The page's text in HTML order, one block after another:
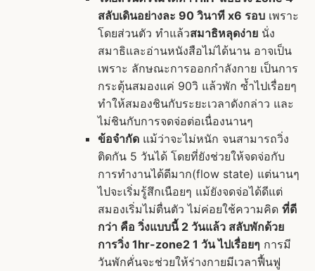
สลับเดินอย่างละ 90 วินาที x6 รอบเพราะ
โดยส่วนตัว ทำแล้วสมาธิหลุดง่ายนั่ง
สมาธิและอ่านหนังสือไม่ได้นาน อาจเป็น
เพราะ ลักษณะการออกกำลังกาย เป็นการ
กระตุ้นสมองแค่ 90วิ แล้วพัก ซ้ำไปเรื่อยๆ
ทำให้สมองชินกับระยะเวลาดังกล่าว และ
ไม่ชินกับการจดจ่อต่อเนื่องนานๆ
ข้อจำกัดแม้ว่าจะไม่หนัก จนสามารถวิ่ง
ติดกัน 5 วันได้ โดยที่ยังช่วยให้จดจ่อกับ
การทำงานได้ดีมาก(flow state) แต่นานๆ
ไปจะเริ่มรู้สึกเนือยๆ แม้ยังจดจ่อได้ดีแต่
สมองเริ่มไม่ตื่นตัว ไม่ค่อยใช้ความคิด ที่ดี
กว่า คือ วิ่งแบบนี้ 2 วันแล้ว สลับพักด้วย
การวิ่ง 1hr-zone2 1 วัน ไปเรื่อยๆ การมี
วันพักคั่นจะช่วยให้ร่างกายมีเวลาฟื้นฟู